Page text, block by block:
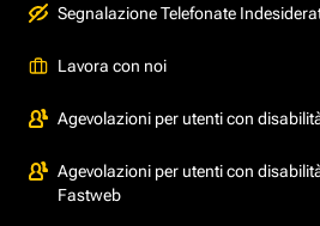
Segnalazione Telefonate
Lavora con noi
Agevolazioni per utenti con
Agevolazioni per utenti con
Fastweb